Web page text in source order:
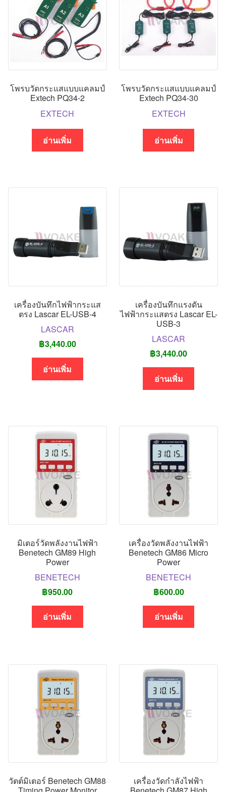
โพรบวัดกระแสแบบแคลมป์
Extech PQ34-2
EXTECH
อ่านเพิ่ม
โพรบวัดกระแสแบบแคลมป์
Extech PQ34-30
EXTECH
อ่านเพิ่ม
เครื่องบันทึกไฟฟ้ากระแส
ตรง Lascar EL-USB-4
LASCAR
฿3,440.00
อ่านเพิ่ม
เครื่องบันทึกแรงดัน
ไฟฟ้ากระแสตรง Lascar EL-
USB-3
LASCAR
฿3,440.00
อ่านเพิ่ม
มิเตอร์วัดพลังงานไฟฟ้า
Benetech GM89 High
Power
BENETECH
฿950.00
อ่านเพิ่ม
เครื่องวัดพลังงานไฟฟ้า
Benetech GM86 Micro
Power
BENETECH
฿600.00
อ่านเพิ่ม
วัตต์มิเตอร์ Benetech GM88
เครื่องวัดกำลังไฟฟ้า